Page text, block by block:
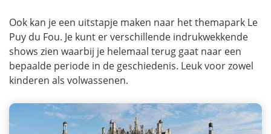
Ook kan je een uitstapje maken naar het themapark Le
Puy du Fou. Je kunt er verschillende indrukwekkende
shows zien waarbij je helemaal terug gaat naar een
bepaalde periode in de geschiedenis. Leuk voor zowel
kinderen als volwassenen.